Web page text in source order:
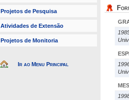
Projetos de Pesquisa
Atividades de Extensão
Projetos de Monitoria
Ir ao Menu Principal